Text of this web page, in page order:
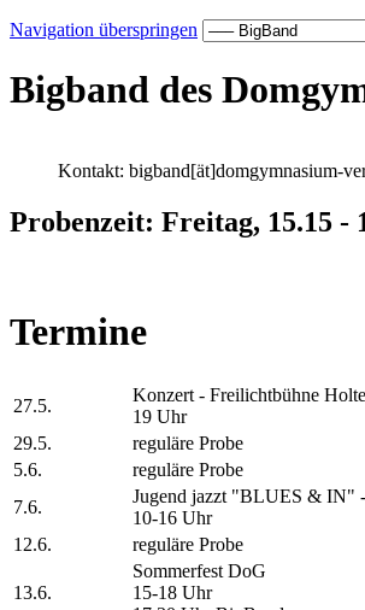
Navigation überspringen
Bigband des
Kontakt: bigband[ät]domgymnasium-
Probenzeit: Freitag, 15.15 -
Termine
27.5.
Konzert - Freilichtbühne
19 Uhr
29.5.
reguläre Probe
5.6.
reguläre Probe
7.6.
Jugend jazzt "BLUES & IN"
10-16 Uhr
12.6.
reguläre Probe
13.6.
Sommerfest DoG
15-18 Uhr